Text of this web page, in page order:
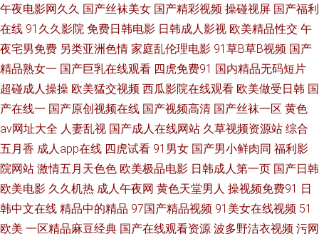
青青草 狠狠撸视频大导航 麻豆一二区 人妖网站 亚洲影院老司机 99热福利
成人午夜国产天堂 韩漫污污黄页 日韩av三级片 亚洲不卡一二三 91变态软件
玖玖艹东京 欧洲色久 91岛国 福利社毛片 久久草2013 人人肏艹 午夜91影院
91社区入口 国产精品1000 久草免费网址 青青91 婷婷五月天亚洲 影音先锋
黄区 黑丝91视频 欧美性爱com 伊人男人天堂 97cao操 国产熟女一区三区 久
久国产乱子 少妇影院在线 最新浮力网址公 岛国视频在线 九九福利电影 欧美
午夜电影网久久 国产丝袜美女 国产精彩视频 操碰视屏 国产福利
在线 91久久影院 免费日韩电影 日韩成人影视 欧美精品性交 午
夜宅男免费 另类亚洲色情 家庭乱伦理电影 91草B草B视频 国产
精品熟女一 国产巨乳在线观看 四虎免费91 国内精品无码短片
超碰成人操操 欧美猛交视频 西瓜影院在线观看 欧美做受日韩 国
产在线一 国产原创视频在线 国产视频高清 国产丝袜一区 黄色
av网址大全 人妻乱视 国产成人在线网站 久草视频资源站 综合
五月香 成人app在线 四虎试看 91男女 国产男小鲜肉同 福利影
院网站 激情五月天色色 欧美极品电影 日韩成人第一页 国产日韩
欧美电影 久久机热 成人午夜网 黄色天堂男人 操视频免费91 日
韩中文在线 精品中的精品 97国产精品视频 91美女在线视频 51
欧美 一区精品麻豆经典 国产在线观看资源 波多野洁衣视频 污网